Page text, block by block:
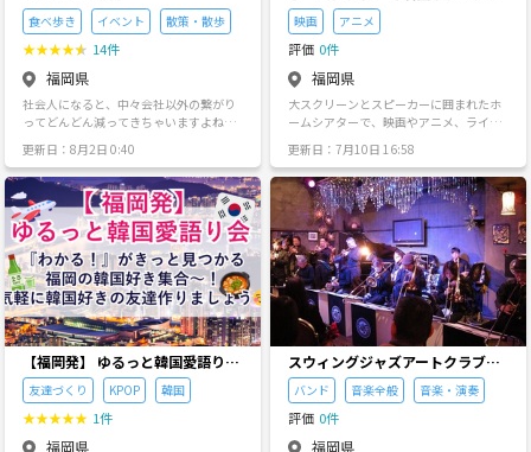
ドライブ、ボーリング大会、プチお出掛
け、大人の修学旅行、大人の大運動会な
どです！ 多い日で20名以上参加されてま
けて少人数で話せるようにしたり、席替
えを何度かするのでたくさんの方とお話
ができます！ 逆に10名ほどの少人数の日
お話したりゲームができるのでとても楽
しめます✨ プロフィールカードもあるの
で自己紹介も安心です👌 福岡で一番仲が
良くて安全で楽しいサークルです✨ -------
-----------------------------------------------------------
🔶どこにも負けない当サークルの魅力 ズ
バリ！ ☑️初参加の方や女性の参加者が多
い！ ☑️イベント終了後には自然と仲良く
なれている！ ☑️学生時代のような楽しさ
がある！ ☑️変な目的の方が参加できない
仕組み！ の４点です！ いつも遊びに来て
頂いている方々からは、 『初参加の方が
多いため毎回違ったメンバーで遊ぶゲー
ムが楽しい！友達もたくさんできま
す！』 『学生に戻ったかのように楽しく
て、2回目以降参加すると1度会ったこと
のある人も多いので気遣いもなく思いっ
ィを目指しています。 🎳 【第1回イベン
ト】初めましてのボウリング大会！ 記念
すべき第1回の活動として、天神でボウリ
ングを企画しています！ スコアは気にせ
ず、ハイタッチして盛り上がりましょう
🙌 初回なので、ゲームが終わり次第サク
ッと現地解散の予定です。 「人見知りだ
から長時間は不安…」「休日の午後の数
時間だけ遊びたい！」という方も、ぜひ
気軽にご参加ください✨ 日程： 7月11日
（土）13:00〜（2時間程度を予定） 場
所： 天神周辺のボウリング場（詳細は参
加者にお伝えします） 費用： ゲーム代・
貸靴代の実費（2000円程度） その後：
終わり次第、現地解散！ 🔰 こんな方にお
すすめ！ 20代の同年代の友達が欲しい！
新しく立ち上がったサークルで、初期メ
ンバーとして馴染みたい！ 休日に家でゴ
ロゴロするのをやめて、少しアクティブ
に動きたい！ 一人参加でも温かく迎えて
ほしい！（みんな初めましてなので安心
してください✨） 💡 参加方法 少しでも
興味を持っていただけたら、まずは「参
加する」ボタン、またはメッセージでお
気軽にご連絡ください！質問だけでも大
食べ歩き イベント 散策・散歩
★★★★★ 14件
福岡県
社会人になると、中々会社以外の繋がり
ってどんどん減ってきちゃいますよね🥺
ッカケが出来たらと思いこの度立ち上げ
ました✨ 初めましての方、お一人参加の
方がほとんどです🙌✨ 少人数制で、現時
点では4名前後での開催が多く、参加者同
士の交流を大切にしています。 不慣れな
部分がありますが、色んなイベントを企
画していきたいなと思ってます🥳✨ #ウ
ォーキング #イベント #フェス #食べ歩き
#カフェ #旅行 #ドライブ 上記当てはまる
方気軽に参加お待ちしています！！ 一緒
に盛り上げていきましょう🤗 《最低限の
ルール》 ・宗教関連、MLM等の勧誘の禁
止 ・風起を乱す行為の禁止 ・個々で起き
たトラブル等は一切の責任を負いかねま
す
更新日：8月2日 0:40
ど楽しむ会
映画 アニメ
評価 0件
福岡県
大スクリーンとスピーカーに囲まれたホ
ームシアターで、映画やアニメ、ライブ
ースを中心に活動予定です 映画館と違う
ので飲み食いしたり話もありで鑑賞しま
しょう
更新日：7月10日 16:58
【福岡発】 ゆるっと韓国愛語り会
🇰🇷友達づくり KPOP 韓国
★★★★★ 1件
福岡県
スウィングジャズアートクラブ
（ビッグバンド）
バンド 音楽全般 音楽・演奏
評価 0件
福岡県